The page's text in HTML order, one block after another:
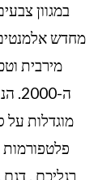
מירבית
ה-
מוגדלות על
רגליכם .